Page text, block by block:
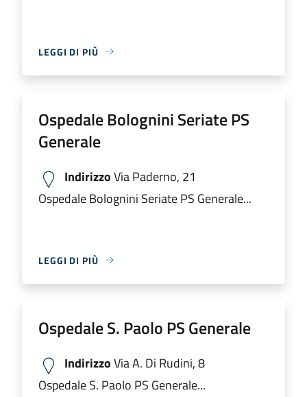
LEGGI DI PIÙ
Ospedale Bolognini Seriate PS
Generale
IndirizzoVia Paderno, 21
Ospedale Bolognini Seriate PS Generale...
LEGGI DI PIÙ
Ospedale S. Paolo PS Generale
IndirizzoVia A. Di Rudini, 8
Ospedale S. Paolo PS Generale...